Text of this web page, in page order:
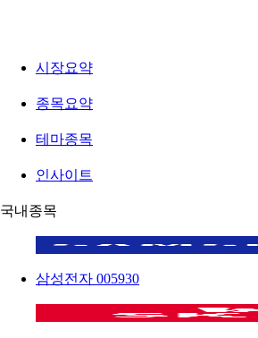
시장요약
종목요약
테마종목
인사이트
국내종목
삼성전자 005930